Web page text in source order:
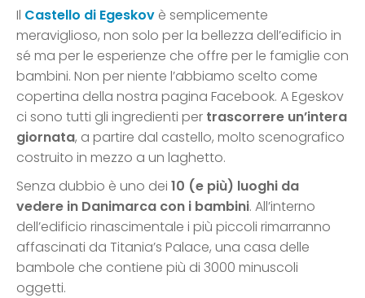
Il Castello di Egeskov è semplicemente
meraviglioso, non solo per la bellezza dell’edificio in
sé ma per le esperienze che offre per le famiglie con
bambini. Non per niente l’abbiamo scelto come
copertina della nostra pagina Facebook. A Egeskov
ci sono tutti gli ingredienti per trascorrere un’intera
giornata, a partire dal castello, molto scenografico
costruito in mezzo a un laghetto.
Senza dubbio è uno dei 10 (e più) luoghi da
vedere in Danimarca con i bambini. All’interno
dell’edificio rinascimentale i più piccoli rimarranno
affascinati da Titania’s Palace, una casa delle
bambole che contiene più di 3000 minuscoli
oggetti.